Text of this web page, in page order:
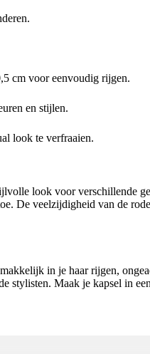
cm voor eenvoudig rijgen.
en stijlen.
look te verfraaien.
look voor verschillende
De veelzijdigheid van de
in je haar rijgen,
stylisten. Maak je kapsel in